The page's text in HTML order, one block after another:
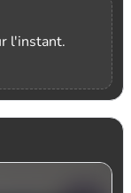
l'instant.